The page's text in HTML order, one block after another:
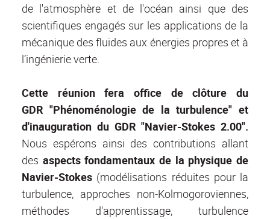
de l'atmosphère et de l'océan ainsi que des
scientifiques engagés sur les applications de la
mécanique des fluides aux énergies propres et à
l’ingénierie verte.
Cette réunion fera office de clôture du
GDR "Phénoménologie de la turbulence" et
d'inauguration du GDR "Navier-Stokes 2.00".
Nous espérons ainsi des contributions allant
des aspects fondamentaux de la physique de
Navier-Stokes (modélisations réduites pour la
turbulence, approches non-Kolmogoroviennes,
méthodes d'apprentissage, turbulence